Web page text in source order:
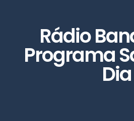
Rádio
Programa
Dia